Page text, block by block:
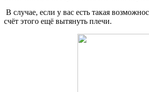
В случае, если у вас есть такая
счёт этого ещё вытянуть плечи.